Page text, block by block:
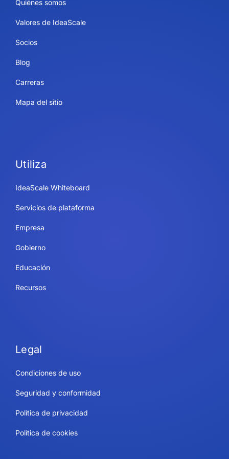
Quiénes somos
Valores de IdeaScale
Socios
Blog
Carreras
Mapa del sitio
Utiliza
IdeaScale Whiteboard
Servicios de plataforma
Empresa
Gobierno
Educación
Recursos
Legal
Condiciones de uso
Seguridad y conformidad
Política de privacidad
Política de cookies